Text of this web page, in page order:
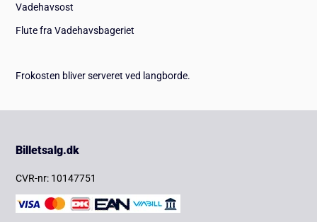
Vadehavsost
Flute fra Vadehavsbageriet
Frokosten bliver serveret ved langborde.
Billetsalg.dk
CVR-nr: 10147751